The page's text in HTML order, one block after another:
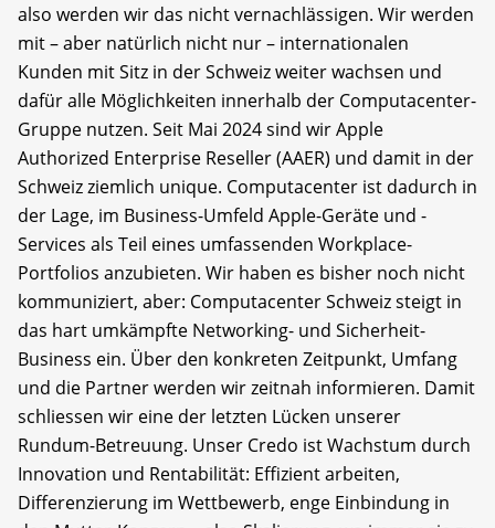
also werden wir das nicht vernachlässigen. Wir werden
mit – aber natürlich nicht nur – internationalen
Kunden mit Sitz in der Schweiz weiter wachsen und
dafür alle Möglichkeiten innerhalb der Computacenter-
Gruppe nutzen. Seit Mai 2024 sind wir Apple
Authorized Enterprise Reseller (AAER) und damit in der
Schweiz ziemlich unique. Computacenter ist dadurch in
der Lage, im Business-Umfeld Apple-Geräte und -
Services als Teil eines umfassenden Workplace-
Portfolios anzubieten. Wir haben es bisher noch nicht
kommuniziert, aber: Computacenter Schweiz steigt in
das hart umkämpfte Networking- und Sicherheit-
Business ein. Über den konkreten Zeitpunkt, Umfang
und die Partner werden wir zeitnah informieren. Damit
schliessen wir eine der letzten Lücken unserer
Rundum-Betreuung. Unser Credo ist Wachstum durch
Innovation und Rentabilität: Effizient arbeiten,
Differenzierung im Wettbewerb, enge Einbindung in